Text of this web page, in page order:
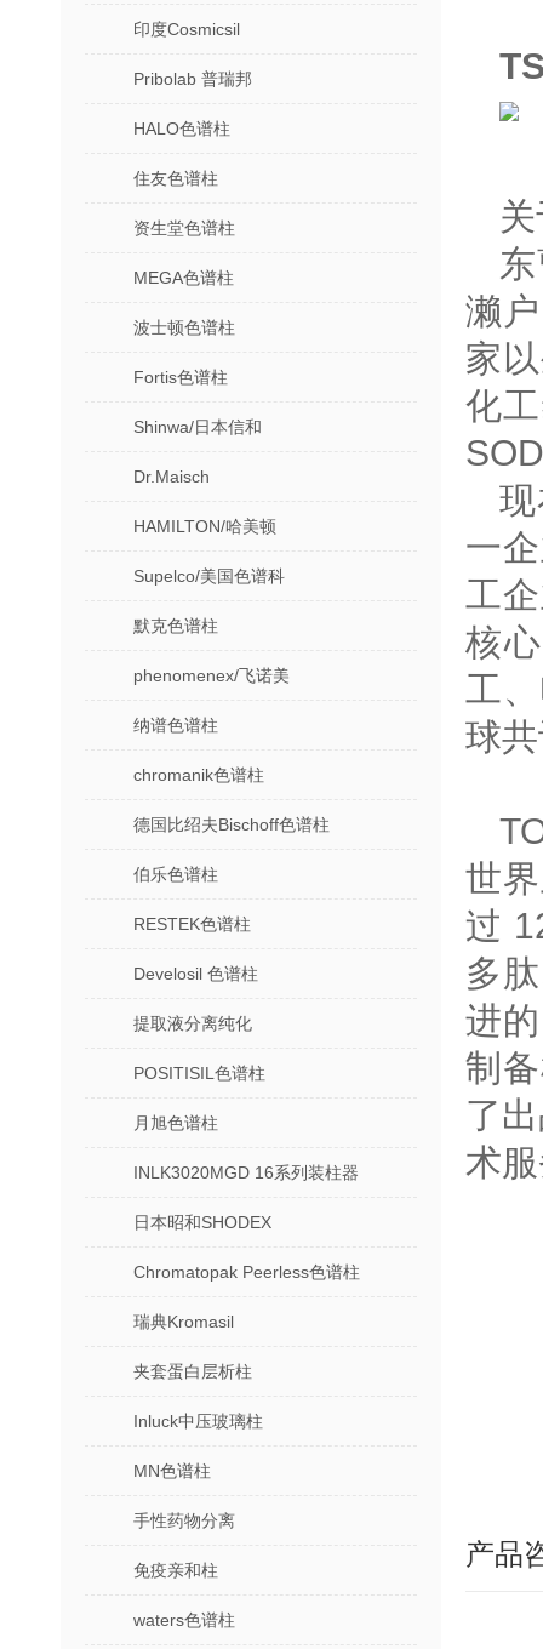
印度Cosmicsil
Pribolab 普瑞邦
HALO色谱柱
住友色谱柱
资生堂色谱柱
MEGA色谱柱
波士顿色谱柱
Fortis色谱柱
Shinwa/日本信和
Dr.Maisch
HAMILTON/哈美顿
Supelco/美国色谱科
默克色谱柱
phenomenex/飞诺美
纳谱色谱柱
chromanik色谱柱
德国比绍夫Bischoff色谱柱
伯乐色谱柱
RESTEK色谱柱
Develosil 色谱柱
提取液分离纯化
POSITISIL色谱柱
月旭色谱柱
INLK3020MGD 16系列装柱器
日本昭和SHODEX
Chromatopak Peerless色谱柱
瑞典Kromasil
夹套蛋白层析柱
Inluck中压玻璃柱
MN色谱柱
手性药物分离
免疫亲和柱
waters色谱柱
濑
家
化
一
工
核
工
球
世
过
多
进
制
了
术
产品